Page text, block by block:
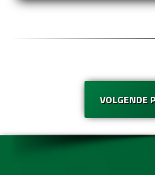
VOLGENDE